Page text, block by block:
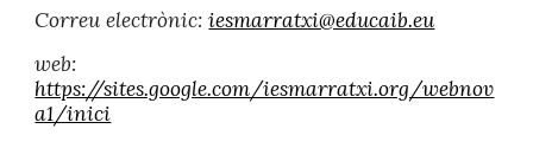
Correu electrònic:iesmarratxi@educaib.eu
web:
https://sites.google.com/iesmarratxi.org/webnov
a1/inici